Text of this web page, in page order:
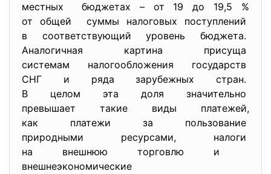
местных бюджетах – от 19 до 19,5 %
от общей суммы налоговых поступлений
в соответствующий уровень бюджета.
Аналогичная картина присуща
системам налогообложения государств
СНГ и ряда зарубежных стран.
В целом эта доля значительно
превышает такие виды платежей,
как платежи за пользование
природными ресурсами, налоги
на внешнюю торговлю и
внешнеэкономические